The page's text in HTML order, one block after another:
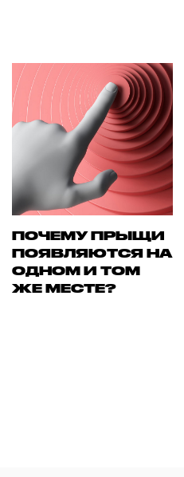
ПОЧЕМУ ПРЫЩИ
ПОЯВЛЯЮТСЯ НА
ОДНОМ И ТОМ
ЖЕ МЕСТЕ?